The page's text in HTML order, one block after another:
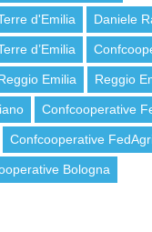
d'Emilia Daniele
d’Emilia
Emilia Reggio
Confcooperative
Confcooperative
Bologna